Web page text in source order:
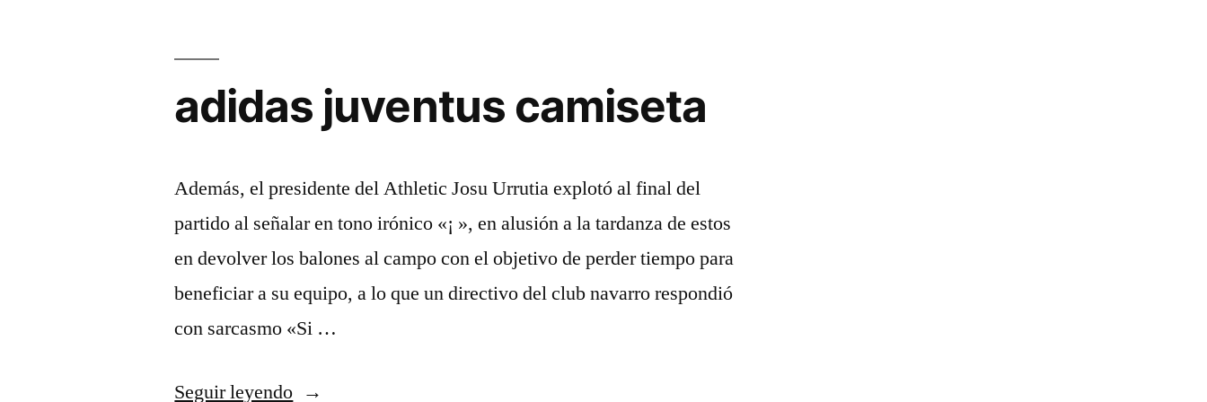
adidas juventus camiseta
Además, el presidente del Athletic Josu Urrutia explotó al final del
partido al señalar en tono irónico «¡ », en alusión a la tardanza de estos
en devolver los balones al campo con el objetivo de perder tiempo para
beneficiar a su equipo, a lo que un directivo del club navarro respondió
con sarcasmo «Si …
Seguir leyendo«adidas